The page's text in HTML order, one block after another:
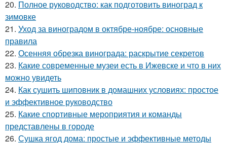
20. Полное руководство: как подготовить виноград к
зимовке
21. Уход за виноградом в октябре-ноябре: основные
правила
22. Осенняя обрезка винограда: раскрытие секретов
23. Какие современные музеи есть в Ижевске и что в них
можно увидеть
24. Как сушить шиповник в домашних условиях: простое
и эффективное руководство
25. Какие спортивные мероприятия и команды
представлены в городе
26. Сушка ягод дома: простые и эффективные методы